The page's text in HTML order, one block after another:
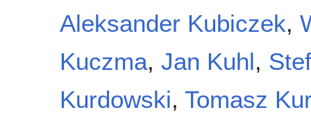
Aleksander Kubiczek,
Kuczma, Jan Kuhl,
Kurdowski, Tomasz